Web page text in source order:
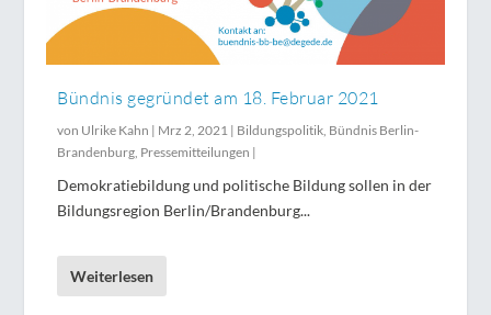
Bündnis gegründet am 18. Februar 2021
von Ulrike Kahn | Mrz 2, 2021 | Bildungspolitik Bündnis Berlin-
Brandenburg Pressemitteilungen |
Demokratiebildung und politische Bildung sollen in der
Bildungsregion Berlin/Brandenburg...
Weiterlesen